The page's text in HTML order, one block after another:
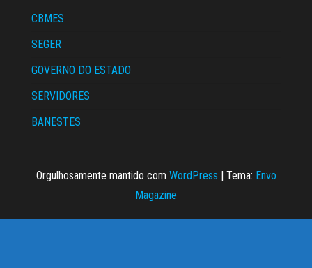
CBMES
SEGER
GOVERNO DO ESTADO
SERVIDORES
BANESTES
Orgulhosamente mantido com WordPress | Tema: Envo
Magazine